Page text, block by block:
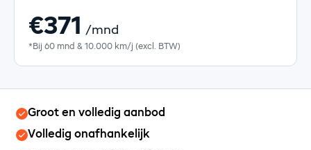
€371 /mnd
*Bij 60 mnd & 10.000 km/j (excl. BTW)
Groot en volledig aanbod
Volledig onafhankelijk